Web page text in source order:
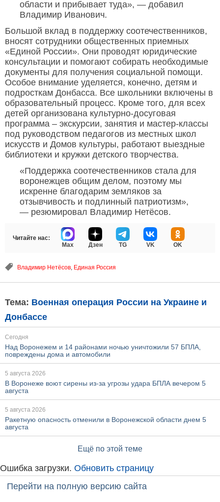
области и прибывает туда», — добавил
Владимир Иванович.
Большой вклад в поддержку соотечественников,
вносят сотрудники общественных приемных
«Единой России». Они проводят юридические
консультации и помогают собирать необходимые
документы для получения социальной помощи.
Особое внимание уделяется, конечно, детям и
подросткам Донбасса. Все школьники включены в
образовательный процесс. Кроме того, для всех
детей организована культурно-досуговая
программа – экскурсии, занятия и мастер-классы
под руководством педагогов из местных школ
искусств и Домов культуры, работают выездные
библиотеки и кружки детского творчества.
«Поддержка соотечественников стала для
воронежцев общим делом, поэтому мы
искренне благодарим земляков за
отзывчивость и подлинный патриотизм»,
— резюмировал Владимир Нетёсов.
Читайте нас:
Max
Дзен TG VK OK
Владимир Нетёсов, Единая Россия
Тема: Военная операция России на Украине и
Донбассе
Сегодня
Над Воронежем и 14 районами ночью уничтожили 57 БПЛА,
повреждены дома и автомобили
5 августа 2026
В Воронеже воют сирены из-за угрозы удара БПЛА вечером 5
августа
5 августа 2026
Ракетную опасность отменили в Воронежской области днем 5
августа
Ещё по этой теме
Ошибка загрузки. Обновить страницу
Перейти на полную версию сайта